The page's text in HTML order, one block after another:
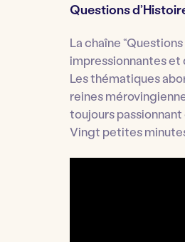
Questions
La chaîne “Questions
impressionnantes et
Les thématiques
reines
toujours
Vingt petites